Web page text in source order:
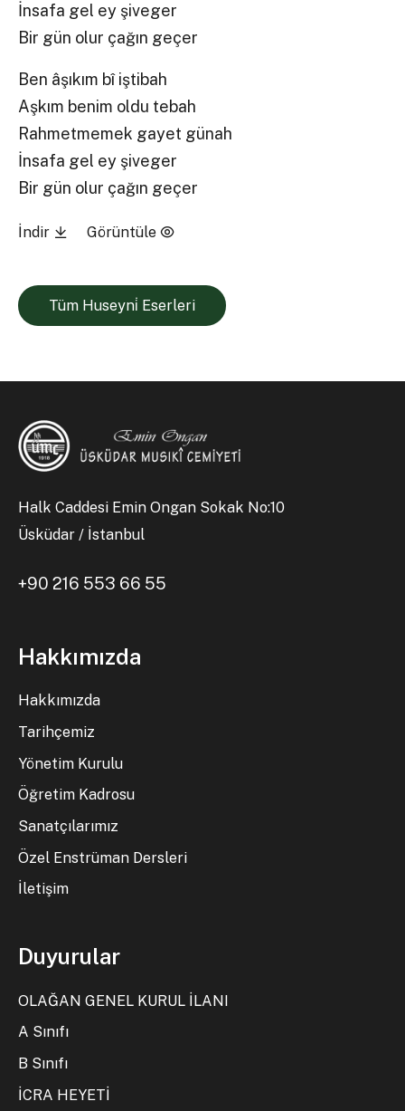
İnsafa gel ey şiveger
Bir gün olur çağın geçer
Ben âşıkım bî iştibah
Aşkım benim oldu tebah
Rahmetmemek gayet günah
İnsafa gel ey şiveger
Bir gün olur çağın geçer
İndir Görüntüle
Tüm Huseyni̇ Eserleri
Halk Caddesi Emin Ongan Sokak No:10
Üsküdar / İstanbul
+90 216 553 66 55
Hakkımızda
Hakkımızda
Tarihçemiz
Yönetim Kurulu
Öğretim Kadrosu
Sanatçılarımız
Özel Enstrüman Dersleri
İletişim
Duyurular
OLAĞAN GENEL KURUL İLANI
A Sınıfı
B Sınıfı
İCRA HEYETİ